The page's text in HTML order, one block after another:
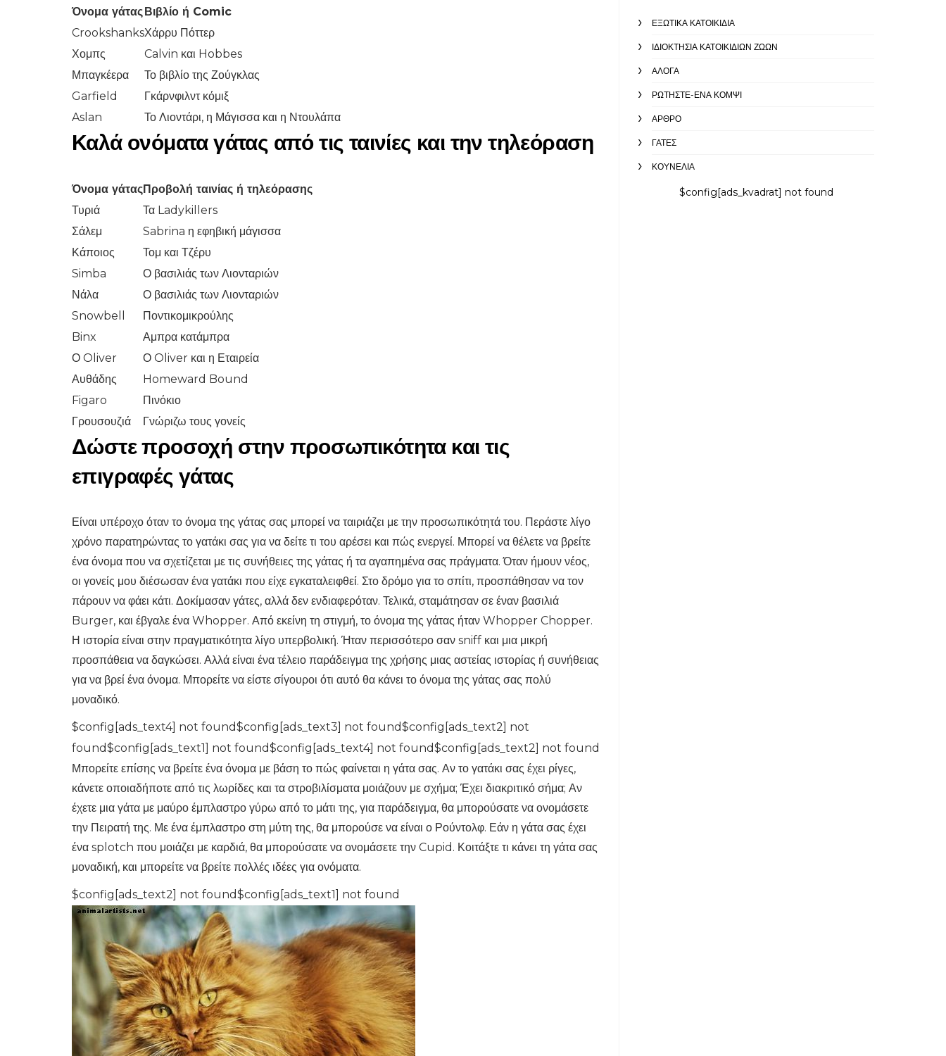
Όνομα γάταςΒιβλίο ή Comic
CrookshanksΧάρρυ Πόττερ
Χομπς
Calvin και Hobbes
Μπαγκέερα
Το βιβλίο της Ζούγκλας
Garfield
Γκάρνφιλντ κόμιξ
Aslan
Το Λιοντάρι, η Μάγισσα και η Ντουλάπα
Καλά ονόματα γάτας από τις ταινίες και την τηλεόραση
Όνομα γάταςΠροβολή ταινίας ή τηλεόρασης
Τυριά
Τα Ladykillers
Σάλεμ
Sabrina η εφηβική μάγισσα
Κάποιος
Τομ και Τζέρυ
Simba
Ο βασιλιάς των Λιονταριών
Νάλα
Ο βασιλιάς των Λιονταριών
Snowbell
Ποντικομικρούλης
Binx
Αμπρα κατάμπρα
Ο Oliver
Ο Oliver και η Εταιρεία
Αυθάδης
Homeward Bound
Figaro
Πινόκιο
Γρουσουζιά
Γνώριζω τους γονείς
Δώστε προσοχή στην προσωπικότητα και τις
επιγραφές γάτας
Είναι υπέροχο όταν το όνομα της γάτας σας μπορεί να ταιριάζει με την προσωπικότητά του. Περάστε λίγο
χρόνο παρατηρώντας το γατάκι σας για να δείτε τι του αρέσει και πώς ενεργεί. Μπορεί να θέλετε να βρείτε
ένα όνομα που να σχετίζεται με τις συνήθειες της γάτας ή τα αγαπημένα σας πράγματα. Όταν ήμουν νέος,
οι γονείς μου διέσωσαν ένα γατάκι που είχε εγκαταλειφθεί. Στο δρόμο για το σπίτι, προσπάθησαν να τον
πάρουν να φάει κάτι. Δοκίμασαν γάτες, αλλά δεν ενδιαφερόταν. Τελικά, σταμάτησαν σε έναν βασιλιά
Burger, και έβγαλε ένα Whopper. Από εκείνη τη στιγμή, το όνομα της γάτας ήταν Whopper Chopper.
Η ιστορία είναι στην πραγματικότητα λίγο υπερβολική. Ήταν περισσότερο σαν sniff και μια μικρή
προσπάθεια να δαγκώσει. Αλλά είναι ένα τέλειο παράδειγμα της χρήσης μιας αστείας ιστορίας ή συνήθειας
για να βρεί ένα όνομα. Μπορείτε να είστε σίγουροι ότι αυτό θα κάνει το όνομα της γάτας σας πολύ
μοναδικό.
$config[ads_text4] not found$config[ads_text3] not found$config[ads_text2] not
found$config[ads_text1] not found$config[ads_text4] not found$config[ads_text2] not found
Μπορείτε επίσης να βρείτε ένα όνομα με βάση το πώς φαίνεται η γάτα σας. Αν το γατάκι σας έχει ρίγες,
κάνετε οποιαδήποτε από τις λωρίδες και τα στροβιλίσματα μοιάζουν με σχήμα; Έχει διακριτικό σήμα; Αν
έχετε μια γάτα με μαύρο έμπλαστρο γύρω από το μάτι της, για παράδειγμα, θα μπορούσατε να ονομάσετε
την Πειρατή της. Με ένα έμπλαστρο στη μύτη της, θα μπορούσε να είναι ο Ρούντολφ. Εάν η γάτα σας έχει
ένα splotch που μοιάζει με καρδιά, θα μπορούσατε να ονομάσετε την Cupid. Κοιτάξτε τι κάνει τη γάτα σας
μοναδική, και μπορείτε να βρείτε πολλές ιδέες για ονόματα.
$config[ads_text2] not found$config[ads_text1] not found
ΕΞΩΤΙΚΆ ΚΑΤΟΙΚΊΔΙΑ
ΙΔΙΟΚΤΗΣΊΑ ΚΑΤΟΙΚΊΔΙΩΝ ΖΏΩΝ
ΑΛΟΓΑ
ΡΩΤΉΣΤΕ-ΈΝΑ ΚΟΜΨΊ
ΆΡΘΡΟ
ΓΆΤΕΣ
ΚΟΥΝΈΛΙΑ
$config[ads_kvadrat] not found